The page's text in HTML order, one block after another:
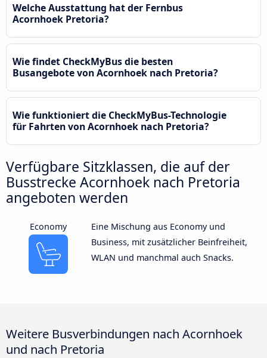
Welche Ausstattung hat der Fernbus
Acornhoek Pretoria?
Wie findet CheckMyBus die besten
Busangebote von Acornhoek nach Pretoria?
Wie funktioniert die CheckMyBus-Technologie
für Fahrten von Acornhoek nach Pretoria?
Verfügbare Sitzklassen, die auf der
Busstrecke Acornhoek nach Pretoria
angeboten werden
Economy
Eine Mischung aus Economy und
Business, mit zusätzlicher Beinfreiheit,
WLAN und manchmal auch Snacks.
Weitere Busverbindungen nach Acornhoek
und nach Pretoria